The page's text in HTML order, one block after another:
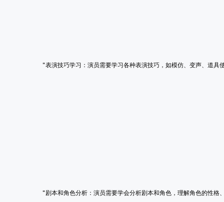
"表演技巧学习：演员需要学习各种表演技巧，如模仿、变声、道具
"剧本和角色分析：演员需要学会分析剧本和角色，理解角色的性格